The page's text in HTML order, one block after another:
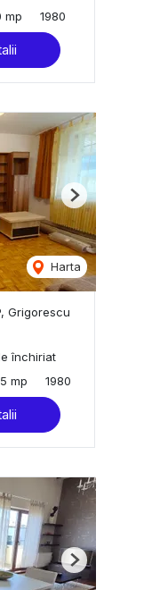
mp 1980
Harta
Next
Grigorescu
închiriat
mp 1980
Next